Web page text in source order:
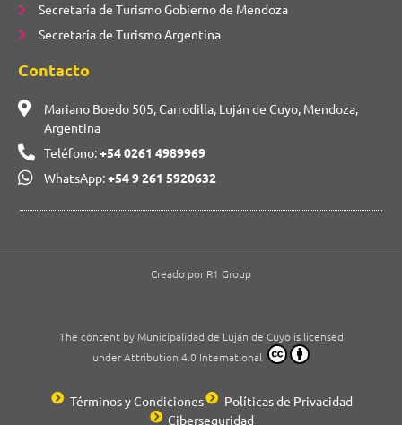
Secretaría de Turismo Gobierno de Mendoza
Secretaría de Turismo Argentina
Contacto
Mariano Boedo 505, Carrodilla, Luján de Cuyo, Mendoza,
Argentina
Teléfono:+54 0261 4989969
WhatsApp:+54 9 261 5920632
Términos y Condiciones
Políticas de Privacidad
Ciberseguridad
The content by Municipalidad de Luján de Cuyo is licensed
under Attribution 4.0 International
Creado por R1 Group